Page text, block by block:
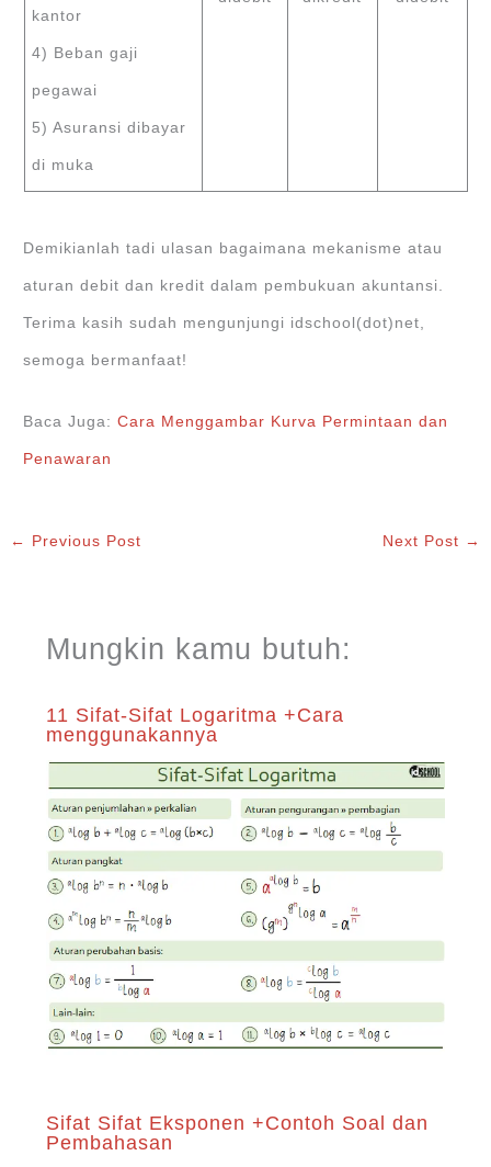
kantor
4) Beban gaji
pegawai
5) Asuransi dibayar
di muka
Demikianlah tadi ulasan bagaimana mekanisme atau
aturan debit dan kredit dalam pembukuan akuntansi.
Terima kasih sudah mengunjungi idschool(dot)net,
semoga bermanfaat!
Baca Juga:Cara Menggambar Kurva Permintaan dan
Penawaran
← Previous Post Next Post →
Mungkin kamu butuh:
11 Sifat-Sifat Logaritma +Cara
menggunakannya
Sifat Sifat Eksponen +Contoh Soal dan
Pembahasan